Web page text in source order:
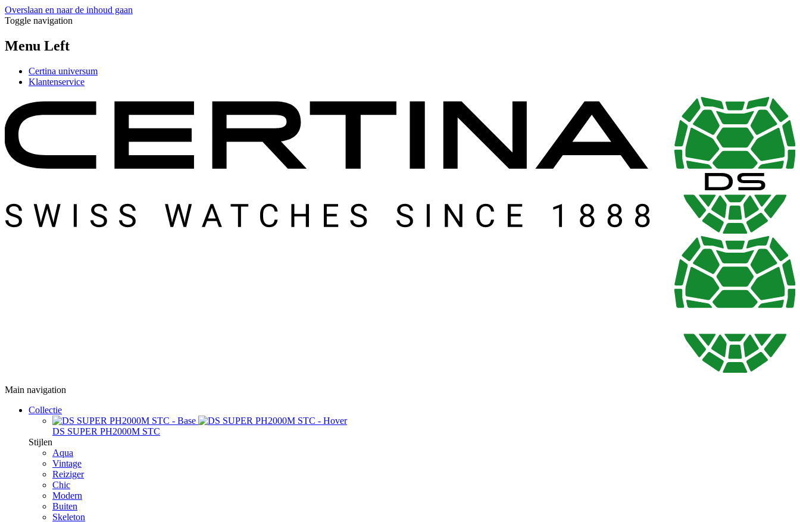
Overslaan en naar de inhoud gaan
Toggle navigation
Menu Left
Certina universum
Klantenservice
Main navigation
Collectie
DS SUPER PH2000M STC
Stijlen
Aqua
Vintage
Reiziger
Chic
Modern
Buiten
Skeleton